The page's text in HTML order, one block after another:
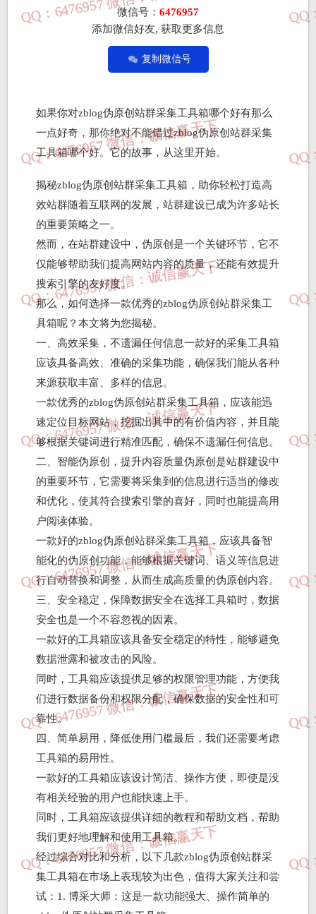
微信号： 6476957
添加微信好友, 获取更多信息
复制微信号
如果你对zblog伪原创站群采集工具箱哪个好有那么
一点好奇，那你绝对不能错过zblog伪原创站群采集
工具箱哪个好。它的故事，从这里开始。
揭秘zblog伪原创站群采集工具箱，助你轻松打造高
效站群随着互联网的发展，站群建设已成为许多站长
的重要策略之一。
然而，在站群建设中，伪原创是一个关键环节，它不
仅能够帮助我们提高网站内容的质量，还能有效提升
搜索引擎的友好度。
那么，如何选择一款优秀的zblog伪原创站群采集工
具箱呢？本文将为您揭秘。
一、高效采集，不遗漏任何信息一款好的采集工具箱
应该具备高效、准确的采集功能，确保我们能从各种
来源获取丰富、多样的信息。
一款优秀的zblog伪原创站群采集工具箱，应该能迅
速定位目标网站，挖掘出其中的有价值内容，并且能
够根据关键词进行精准匹配，确保不遗漏任何信息。
二、智能伪原创，提升内容质量伪原创是站群建设中
的重要环节，它需要将采集到的信息进行适当的修改
和优化，使其符合搜索引擎的喜好，同时也能提高用
户阅读体验。
一款好的zblog伪原创站群采集工具箱，应该具备智
能化的伪原创功能，能够根据关键词、语义等信息进
行自动替换和调整，从而生成高质量的伪原创内容。
三、安全稳定，保障数据安全在选择工具箱时，数据
安全也是一个不容忽视的因素。
一款好的工具箱应该具备安全稳定的特性，能够避免
数据泄露和被攻击的风险。
同时，工具箱应该提供足够的权限管理功能，方便我
们进行数据备份和权限分配，确保数据的安全性和可
靠性。
四、简单易用，降低使用门槛最后，我们还需要考虑
工具箱的易用性。
一款好的工具箱应该设计简洁、操作方便，即使是没
有相关经验的用户也能快速上手。
同时，工具箱应该提供详细的教程和帮助文档，帮助
我们更好地理解和使用工具箱。
经过综合对比和分析，以下几款zblog伪原创站群采
集工具箱在市场上表现较为出色，值得大家关注和尝
试：1. 博采大师：这是一款功能强大、操作简单的